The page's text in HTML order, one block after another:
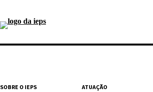
SOBRE O IEPS ATUAÇÃO